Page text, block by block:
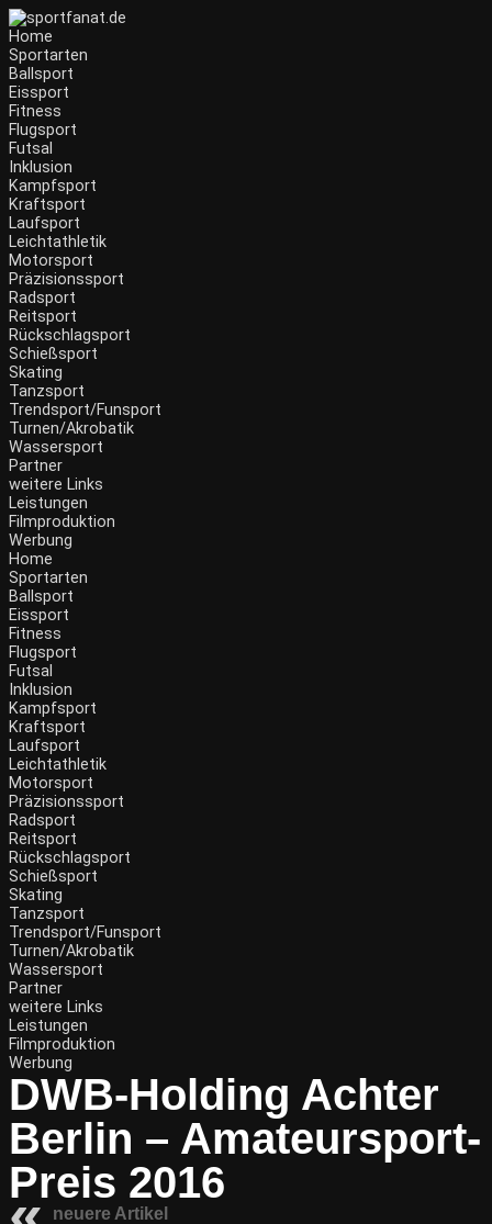
Zum
Inhalt
wechseln
Home
Sportarten
Ballsport
Eissport
Fitness
Flugsport
Futsal
Inklusion
Kampfsport
Kraftsport
Laufsport
Leichtathletik
Motorsport
Präzisionssport
Radsport
Reitsport
Rückschlagsport
Schießsport
Skating
Tanzsport
Trendsport/Funsport
Turnen/Akrobatik
Wassersport
Partner
weitere Links
Leistungen
Filmproduktion
Werbung
Menü
Home
Sportarten
Ballsport
Eissport
Fitness
Flugsport
Futsal
Inklusion
Kampfsport
Kraftsport
Laufsport
Leichtathletik
Motorsport
Präzisionssport
Radsport
Reitsport
Rückschlagsport
Schießsport
Skating
Tanzsport
Trendsport/Funsport
Turnen/Akrobatik
Wassersport
Partner
weitere Links
Leistungen
Filmproduktion
Werbung
DWB-Holding Achter
Berlin – Amateursport-
Preis 2016
neuere Artikel